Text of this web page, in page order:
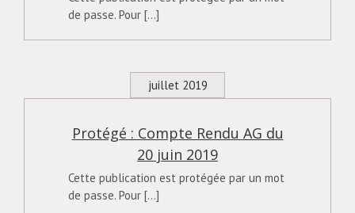
de passe. Pour [...]
juillet 2019
Protégé : Compte Rendu AG du
20 juin 2019
Cette publication est protégée par un mot
de passe. Pour [...]